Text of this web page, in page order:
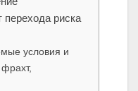
перехода риска
условия и